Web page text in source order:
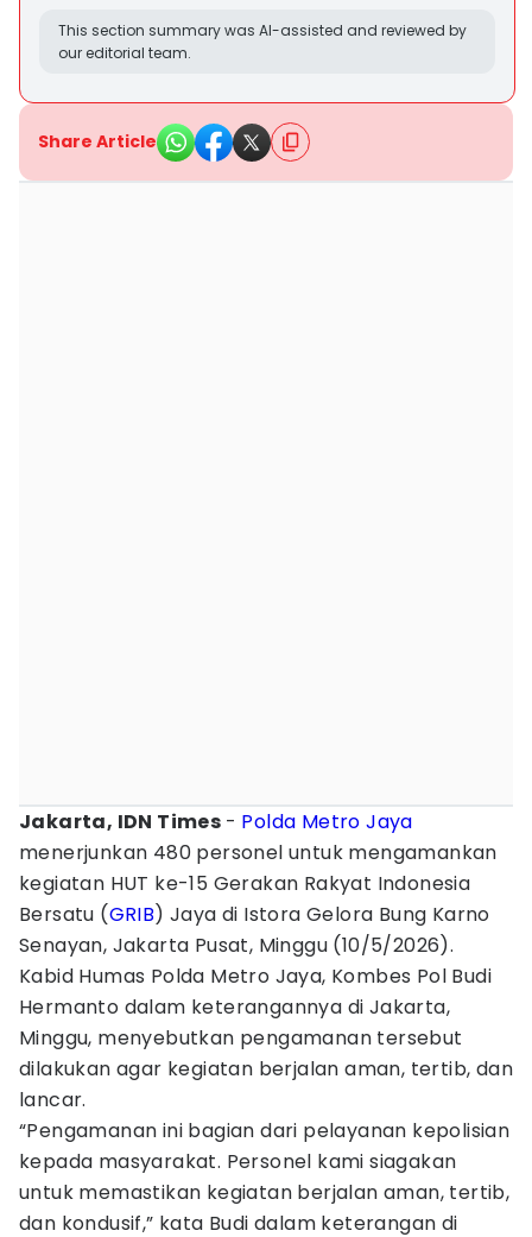
This section summary was AI-assisted and reviewed by
our editorial team.
Share Article
Jakarta, IDN Times - Polda Metro Jaya
menerjunkan 480 personel untuk mengamankan
kegiatan HUT ke-15 Gerakan Rakyat Indonesia
Bersatu (GRIB) Jaya di Istora Gelora Bung Karno
Senayan, Jakarta Pusat, Minggu (10/5/2026).
Kabid Humas Polda Metro Jaya, Kombes Pol Budi
Hermanto dalam keterangannya di Jakarta,
Minggu, menyebutkan pengamanan tersebut
dilakukan agar kegiatan berjalan aman, tertib, dan
lancar.
“Pengamanan ini bagian dari pelayanan kepolisian
kepada masyarakat. Personel kami siagakan
untuk memastikan kegiatan berjalan aman, tertib,
dan kondusif,” kata Budi dalam keterangan di